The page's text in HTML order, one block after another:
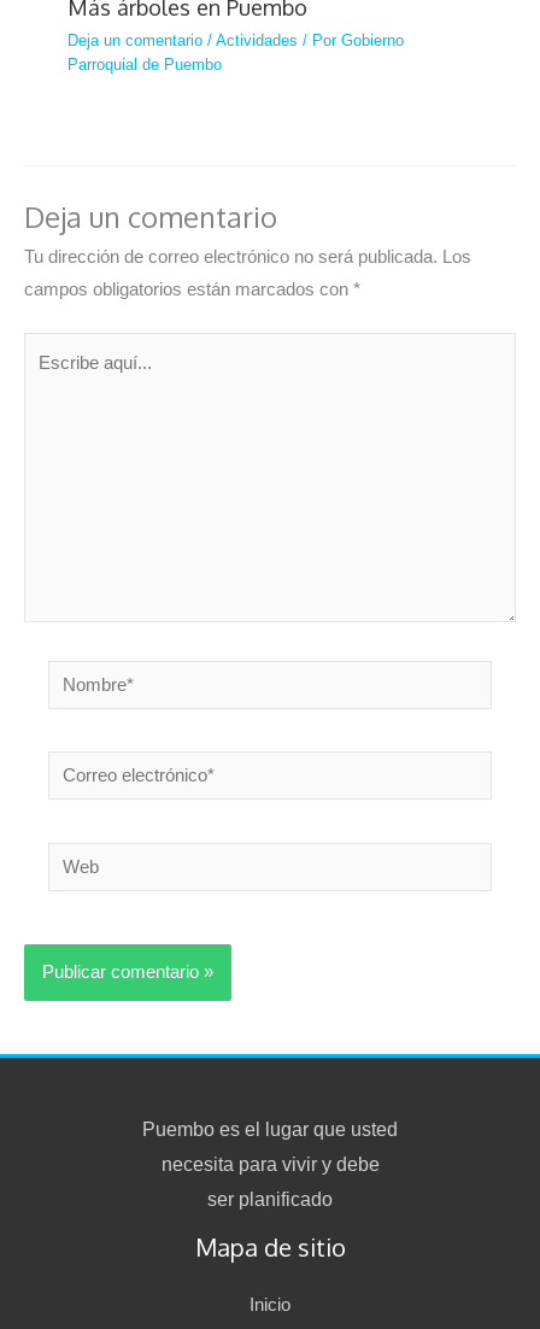
Más árboles en Puembo
Deja un comentario /Actividades / PorGobierno
Parroquial de Puembo
Deja un comentario
Tu dirección de correo electrónico no será publicada. Los
campos obligatorios están marcados con *
Nombre*
Correo
electrónico*
Web
Puembo es el lugar que usted
necesita para vivir y debe
ser planificado
Mapa de sitio
Inicio